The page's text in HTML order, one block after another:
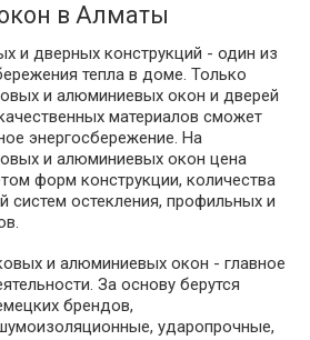
в Алматы
и дверных конструкций - один из
тепла в доме. Только
и алюминиевых окон и дверей
материалов сможет
энергосбережение. На
и алюминиевых окон цена
форм конструкции, количества
систем остекления, профильных и
и алюминиевых окон - главное
За основу берутся
брендов,
ударопрочные,